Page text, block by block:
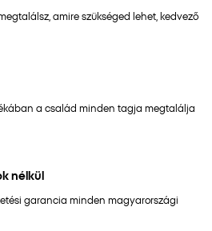
amire szükséged lehet, kedvező
a család minden tagja megtalálja
nélkül
garancia minden magyarországi